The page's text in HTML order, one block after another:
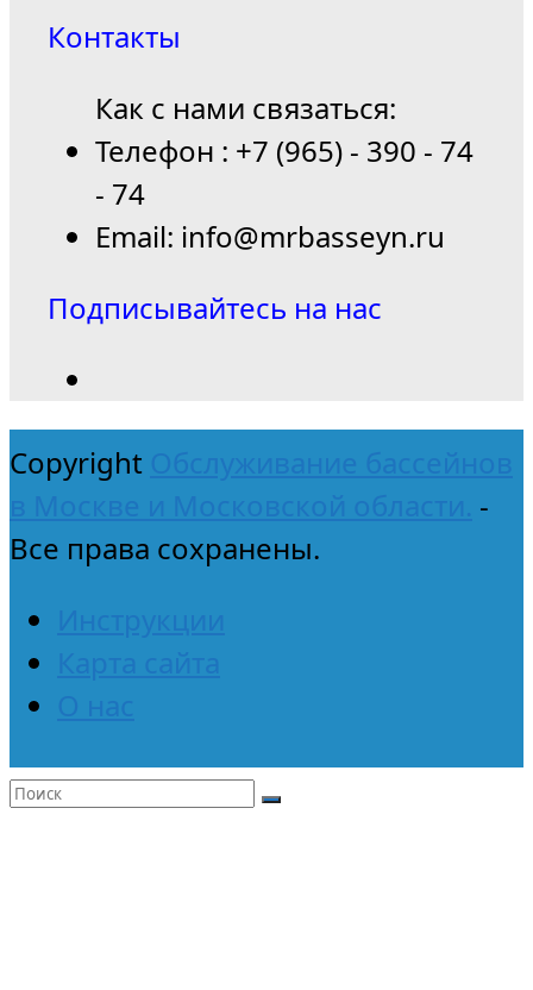
Контакты
Как с нами связаться:
Телефон : +7 (965) - 390 - 74
- 74
Email: info@mrbasseyn.ru
Подписывайтесь на нас
Copyright Обслуживание бассейнов
в Москве и Московской области. -
Все права сохранены.
Инструкции
Карта сайта
О нас